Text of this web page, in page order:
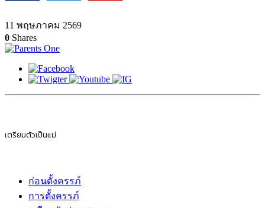
11 พฤษภาคม 2569
0 Shares
เตรียมตัวเป็นแม่
ก่อนตั้งครรภ์
การตั้งครรภ์